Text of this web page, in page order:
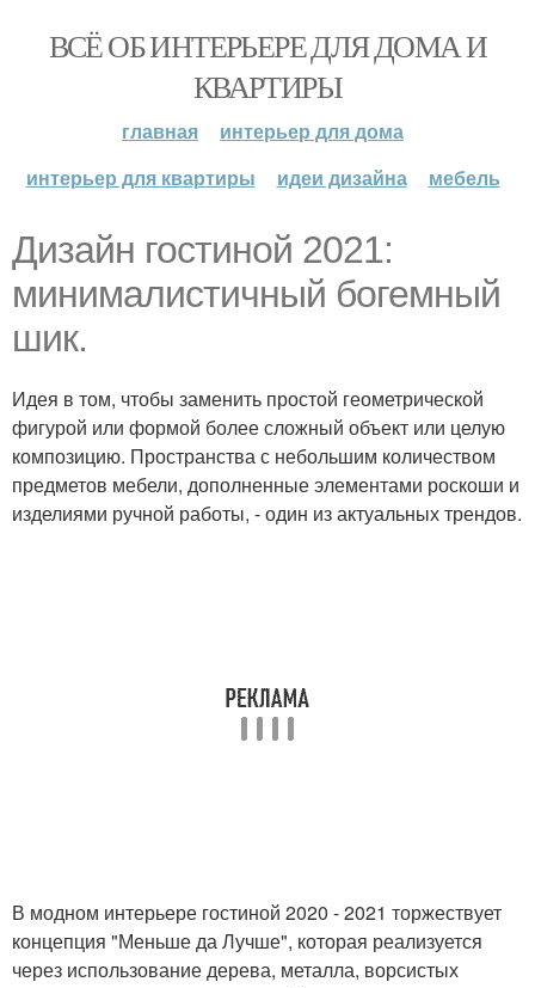
ВСЁ ОБ ИНТЕРЬЕРЕ ДЛЯ ДОМА И
КВАРТИРЫ
главная
интерьер для дома
интерьер для квартиры
идеи дизайна мебель
Дизайн гостиной 2021:
минималистичный богемный
шик.
Идея в том, чтобы заменить простой геометрической
фигурой или формой более сложный объект или целую
композицию. Пространства с небольшим количеством
предметов мебели, дополненные элементами роскоши и
изделиями ручной работы, - один из актуальных трендов.
В модном интерьере гостиной 2020 - 2021 торжествует
концепция "Меньше да Лучше", которая реализуется
через использование дерева, металла, ворсистых